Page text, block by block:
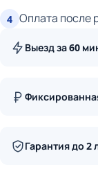
4 Оплата после
Выезд за 60
Гарантия до 2